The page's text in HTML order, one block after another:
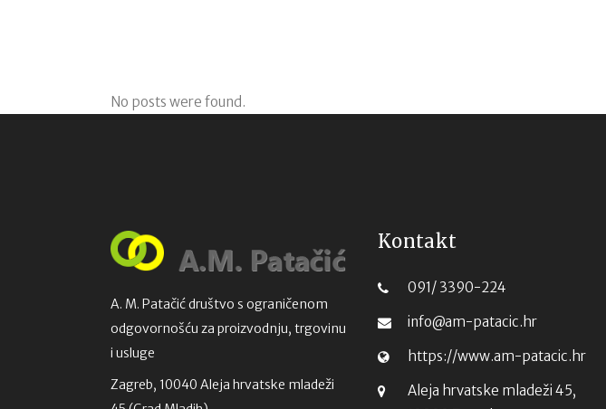
No posts were found.
A. M. Patačić društvo s ograničenom
odgovornošću za proizvodnju, trgovinu
i usluge
Zagreb, 10040 Aleja hrvatske mladeži
Kontakt
091/ 3390-224
info@am-patacic.hr
https://www.am-patacic.hr
Aleja hrvatske mladeži 45,